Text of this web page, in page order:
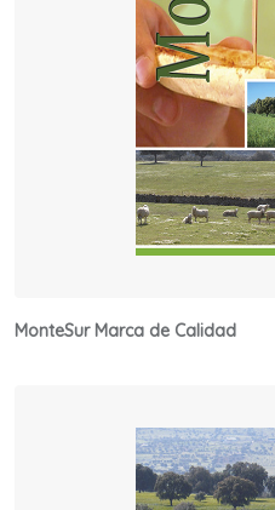
MonteSur Marca de Calidad